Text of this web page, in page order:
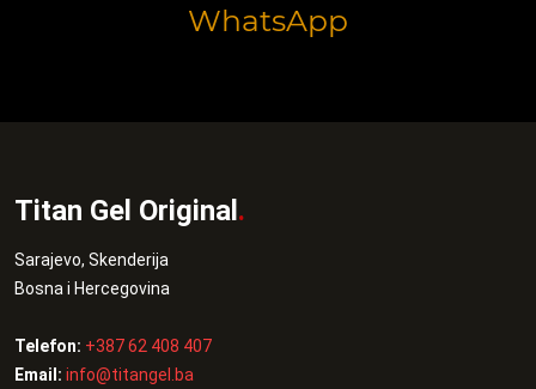
WhatsApp
Titan Gel Original.
Sarajevo, Skenderija
Bosna i Hercegovina
Telefon: +387 62 408 407
Email: info@titangel.ba